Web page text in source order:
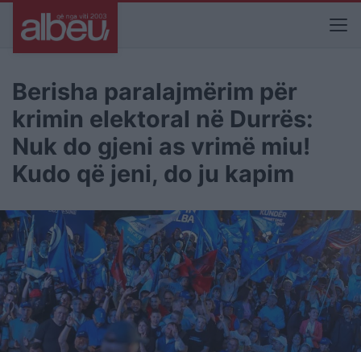
Berisha paralajmërim për
krimin elektoral në Durrës:
Nuk do gjeni as vrimë miu!
Kudo që jeni, do ju kapim